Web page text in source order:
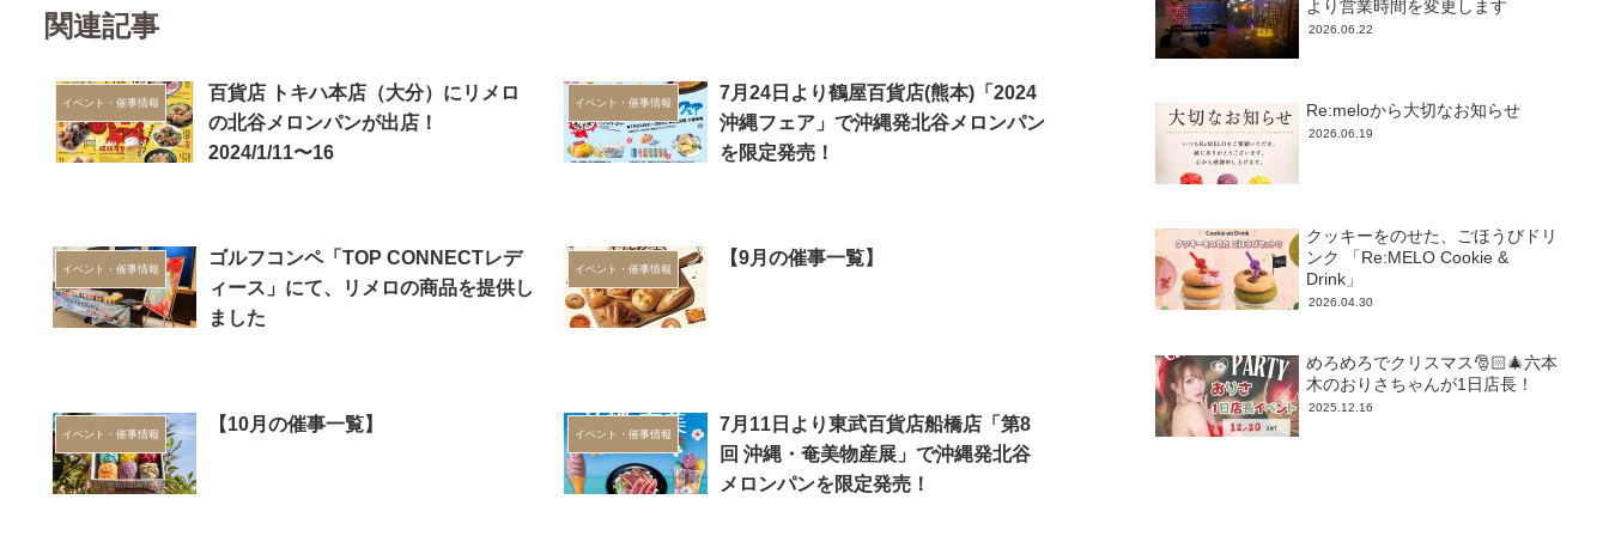
関連記事
イベント・催事情報
百貨店 トキハ本店（大分）にリメロ
の北谷メロンパンが出店！
2024/1/11〜16
イベント・催事情報
7月24日より鶴屋百貨店(熊本)「2024
沖縄フェア」で沖縄発北谷メロンパン
を限定発売！
イベント・催事情報
ゴルフコンペ「TOP CONNECTレデ
ィース」にて、リメロの商品を提供し
ました
イベント・催事情報
【9月の催事一覧】
イベント・催事情報
【10月の催事一覧】
イベント・催事情報
7月11日より東武百貨店船橋店「第8
回 沖縄・奄美物産展」で沖縄発北谷
メロンパンを限定発売！
より営業時間を変更します
2026.06.22
Re:meloから大切なお知らせ
2026.06.19
クッキーをのせた、ごほうびドリ
ンク 「Re:MELO Cookie &
Drink」
2026.04.30
めろめろでクリスマス🎅🏻🎄六本
木のおりさちゃんが1日店長！
2025.12.16